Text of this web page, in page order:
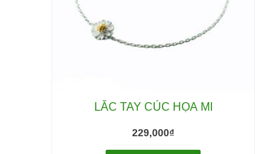
LẮC TAY CÚC HỌA MI
229,000₫